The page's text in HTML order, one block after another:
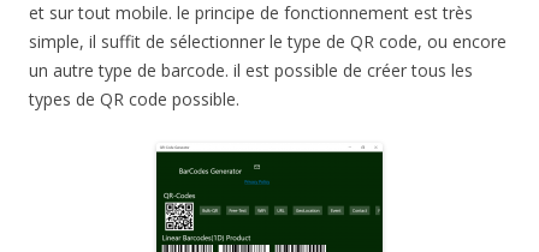
et sur tout mobile. le principe de fonctionnement est très
simple, il suffit de sélectionner le type de QR code, ou encore
un autre type de barcode. il est possible de créer tous les
types de QR code possible.